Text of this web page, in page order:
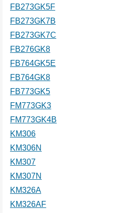
FB273GK5F
FB273GK7B
FB273GK7C
FB276GK8
FB764GK5E
FB764GK8
FB773GK5
FM773GK3
FM773GK4B
KM306
KM306N
KM307
KM307N
KM326A
KM326AF